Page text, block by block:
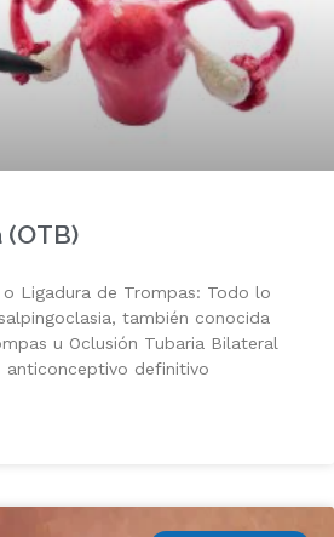
o Ligadura de Trompas: Todo lo
también conocida
u Oclusión Tubaria Bilateral
anticonceptivo definitivo